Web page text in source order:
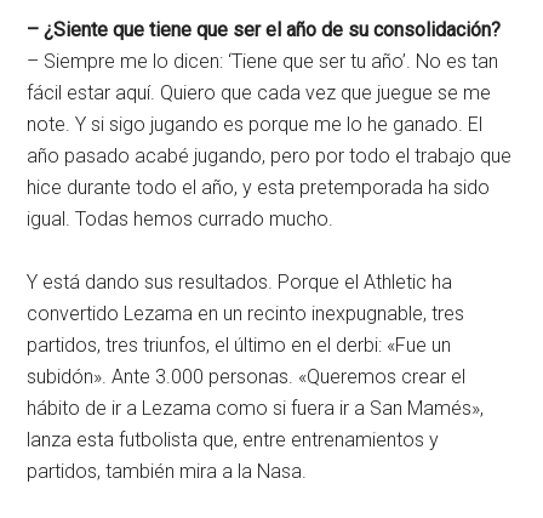
– ¿Siente que tiene que ser el año de su consolidación?
– Siempre me lo dicen: ‘Tiene que ser tu año’. No es tan
fácil estar aquí. Quiero que cada vez que juegue se me
note. Y si sigo jugando es porque me lo he ganado. El
año pasado acabé jugando, pero por todo el trabajo que
hice durante todo el año, y esta pretemporada ha sido
igual. Todas hemos currado mucho.
Y está dando sus resultados. Porque el Athletic ha
convertido Lezama en un recinto inexpugnable, tres
partidos, tres triunfos, el último en el derbi: «Fue un
subidón». Ante 3.000 personas. «Queremos crear el
hábito de ir a Lezama como si fuera ir a San Mamés»,
lanza esta futbolista que, entre entrenamientos y
partidos, también mira a la Nasa.